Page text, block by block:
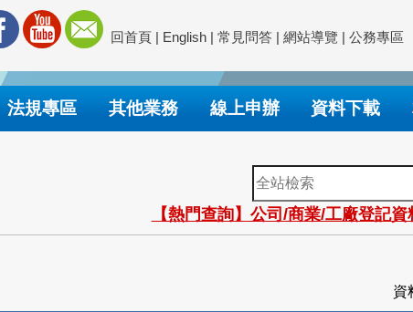
回首頁 | English | 常見問答 | 網站導覽 | 公務專區
法規專區 其他業務 線上申辦 資料下載
全
站
檢
索
【熱門查詢】公司/商業/工廠登記資
資